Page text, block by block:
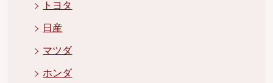
トヨタ
日産
マツダ
ホンダ